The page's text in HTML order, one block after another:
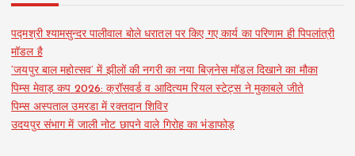
पद्मश्री श्यामसुन्दर पालीवाल बोले धरातल पर किए गए कार्य का परिणाम ही पिपलांत्री
मॉडल है
‘जयपुर बाल महोत्सव’ में झीलों की नगरी का नया बिज़नेस मॉडल दिखाने का मौका
पिम्स मेवाड़ कप 2026: क्रॉसवर्ड व आदित्यम रियल स्टेट्स ने मुकाबले जीते
पिम्स अस्पताल उमरडा में रक्तदान शिविर
उदयपुर संभाग में जाली नोट छापने वाले गिरोह का भंडाफोड़